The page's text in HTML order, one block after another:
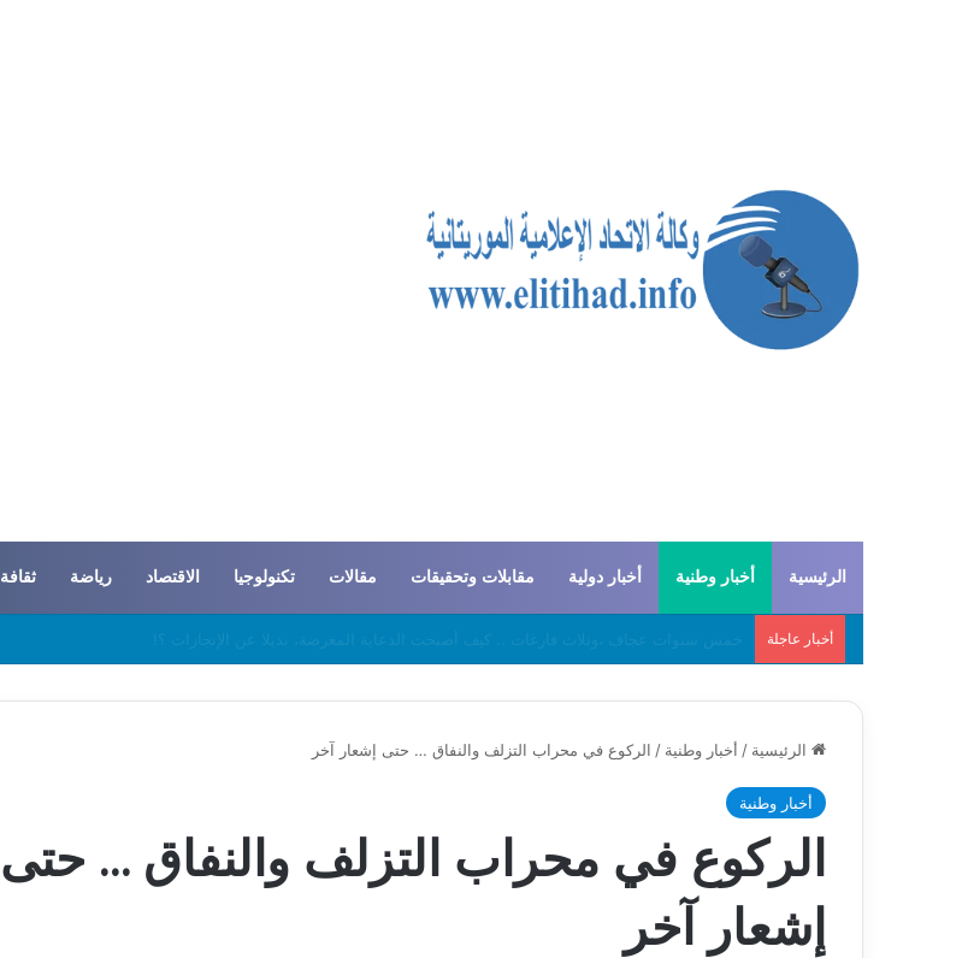
الرئيسية أخبار وطنية أخبار دولية مقابلات وتحقيقات مقالات تكنولوجيا الاقتصاد رياضة ثقافة
أخبار عاجلة
الرئيسية / أخبار وطنية / الركوع في محراب التزلف والنفاق … حتى إشعار آخر
أخبار وطنية
الركوع في محراب التزلف والنفاق … حتى
إشعار آخر